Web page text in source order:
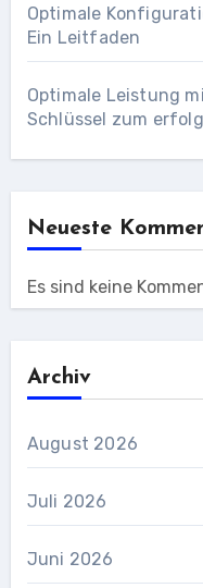
Optimale
Ein Leitfaden
Optimale Leistung
Schlüssel zum
Neueste
Es sind keine
Archiv
August 2026
Juli 2026
Juni 2026